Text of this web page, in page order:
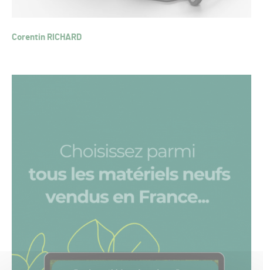
Corentin RICHARD